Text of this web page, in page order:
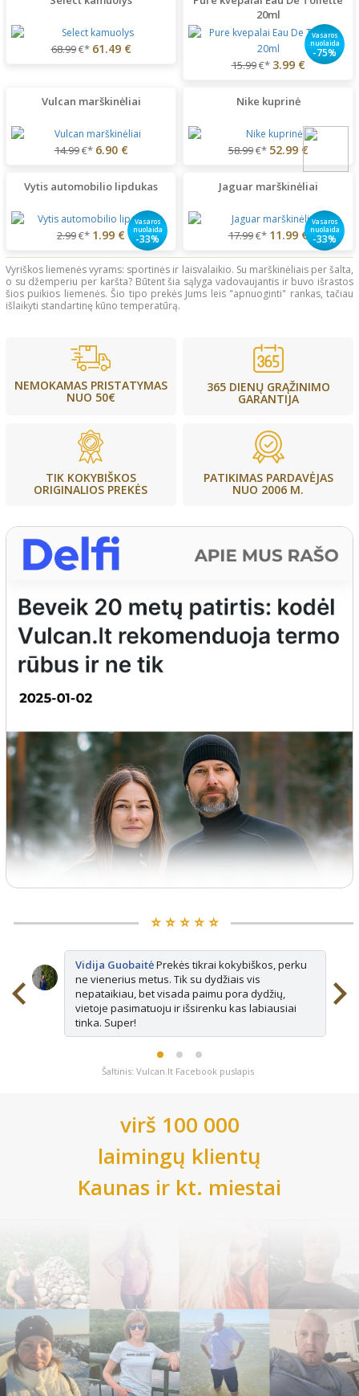
68.99€* 61.49 €
20ml
Vasaros
nuolaida
-75%
15.99€* 3.99 €
Vulcan marškinėliai
14.99€* 6.90 €
Nike kuprinė
58.99€* 52.99 €
Vytis automobilio lipdukas
Vasaros
nuolaida
-33%
2.99€* 1.99 €
Jaguar marškinėliai
Vasaros
nuolaida
-33%
17.99€* 11.99 €
Vyriškos liemenės vyrams: sportinės ir laisvalaikio. Su marškinėliais per šalta,
o su džemperiu per karšta? Būtent šia sąlyga vadovaujantis ir buvo išrastos
šios puikios liemenės. Šio tipo prekės Jums leis "apnuoginti" rankas, tačiau
išlaikyti standartinę kūno temperatūrą.
NEMOKAMAS PRISTATYMAS
NUO 50€
365 DIENŲ GRĄŽINIMO
GARANTIJA
TIK KOKYBIŠKOS
ORIGINALIOS PREKĖS
PATIKIMAS PARDAVĖJAS
NUO 2006 M.
⭐️ ⭐️ ⭐️ ⭐️ ⭐️
Vidija GuobaitėPrekės tikrai kokybiškos, perku
ne vienerius metus. Tik su dydžiais vis
nepataikiau, bet visada paimu pora dydžių,
vietoje pasimatuoju ir išsirenku kas labiausiai
tinka. Super!
Šaltinis: Vulcan.lt Facebook puslapis
virš 100 000
laimingų klientų
Kaunas ir kt. miestai